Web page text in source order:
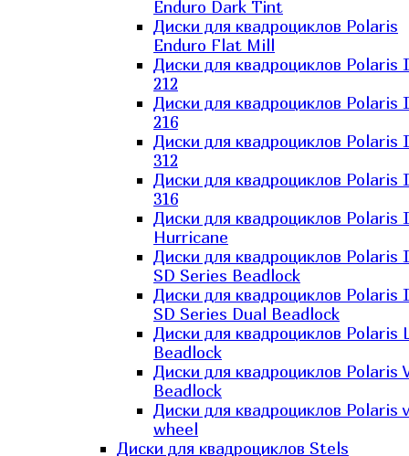
Enduro Dark Tint
Диски для квадроциклов Polaris
Enduro Flat Mill
Диски для квадроциклов Polaris
212
Диски для квадроциклов Polaris
216
Диски для квадроциклов Polaris
312
Диски для квадроциклов Polaris
316
Диски для квадроциклов Polaris
Hurricane
Диски для квадроциклов Polaris
SD Series Beadlock
Диски для квадроциклов Polaris
SD Series Dual Beadlock
Диски для квадроциклов Polaris
Beadlock
Диски для квадроциклов Polaris
Beadlock
Диски для квадроциклов Polaris
wheel
Диски для квадроциклов Stels